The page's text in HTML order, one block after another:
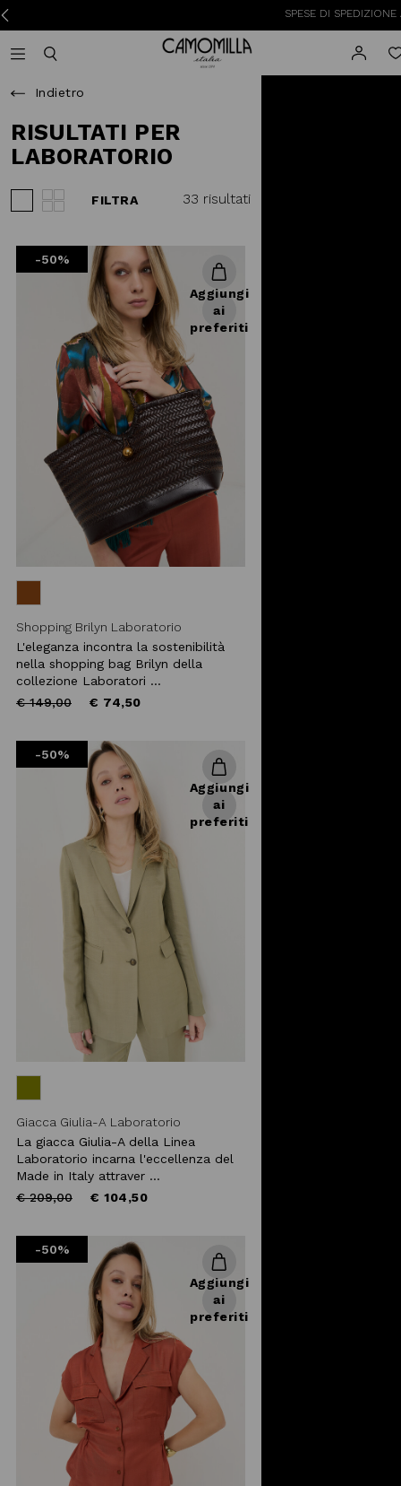
SPESE DI SPEDIZIONE A 3,95€
Camomilla Italia®
Indietro
RISULTATI PER
LABORATORIO
FILTRA 33 risultati
-50%
Aggiungi
ai
preferiti
Shopping Brilyn Laboratorio
L'eleganza incontra la sostenibilità
nella shopping bag Brilyn della
collezione Laboratori ...
Price
€ 149,00to € 74,50
-50%
Aggiungi
ai
preferiti
Giacca Giulia-A Laboratorio
La giacca Giulia-A della Linea
Laboratorio incarna l'eccellenza del
Made in Italy attraver ...
Price
€ 209,00to € 104,50
-50%
Aggiungi
ai
preferiti